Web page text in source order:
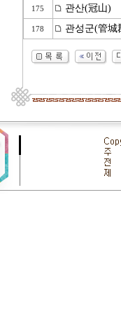
175 관산(冠山)
178 관성군(管城